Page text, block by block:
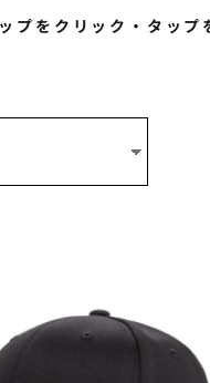
プをクリック・タッ